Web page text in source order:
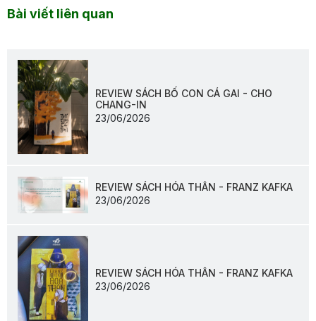
Bài viết liên quan
REVIEW SÁCH BỐ CON CÁ GAI - CHO
CHANG-IN
23/06/2026
REVIEW SÁCH HÓA THÂN - FRANZ KAFKA
23/06/2026
REVIEW SÁCH HÓA THÂN - FRANZ KAFKA
23/06/2026